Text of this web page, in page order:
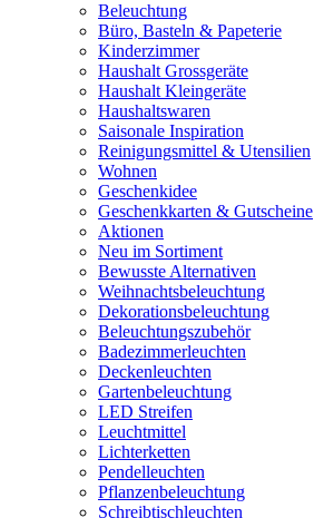
Beleuchtung
Büro, Basteln & Papeterie
Kinderzimmer
Haushalt Grossgeräte
Haushalt Kleingeräte
Haushaltswaren
Saisonale Inspiration
Reinigungsmittel & Utensilien
Wohnen
Geschenkidee
Geschenkkarten & Gutscheine
Aktionen
Neu im Sortiment
Bewusste Alternativen
Weihnachtsbeleuchtung
Dekorationsbeleuchtung
Beleuchtungszubehör
Badezimmerleuchten
Deckenleuchten
Gartenbeleuchtung
LED Streifen
Leuchtmittel
Lichterketten
Pendelleuchten
Pflanzenbeleuchtung
Schreibtischleuchten